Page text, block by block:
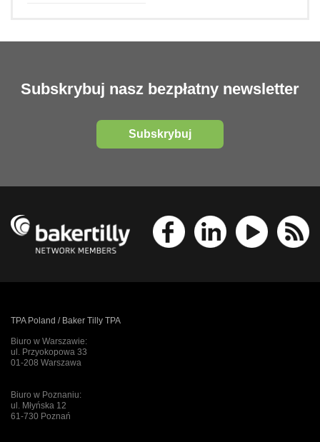
Subskrybuj nasz bezpłatny newsletter
Subskrybuj
TPA Poland / Baker Tilly TPA
Biuro w Warszawie:
ul. Przyokopowa 33
01-208 Warszawa
Biuro w Poznaniu:
ul. Młyńska 12
61-730 Poznań